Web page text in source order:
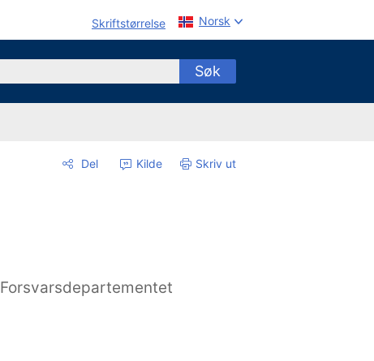
Skriftstørrelse Norsk
Søk
Del Kilde Skriv ut
Forsvarsdepartementet